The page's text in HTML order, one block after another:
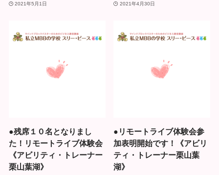
2021年5月1日 2021年4月30日
●残席１０名となりまし
た！リモートライブ体験会
《アビリティ・トレーナー
栗山葉湖》
●リモートライブ体験会参
加表明開始です！《アビリ
ティ・トレーナー栗山葉
湖》